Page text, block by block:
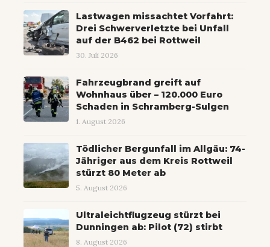
Lastwagen missachtet Vorfahrt:
Drei Schwerverletzte bei Unfall
auf der B462 bei Rottweil
30. Juli 2026
Fahrzeugbrand greift auf
Wohnhaus über – 120.000 Euro
Schaden in Schramberg-Sulgen
1. August 2026
Tödlicher Bergunfall im Allgäu: 74-
Jähriger aus dem Kreis Rottweil
stürzt 80 Meter ab
5. August 2026
Ultraleichtflugzeug stürzt bei
Dunningen ab: Pilot (72) stirbt
8. August 2026